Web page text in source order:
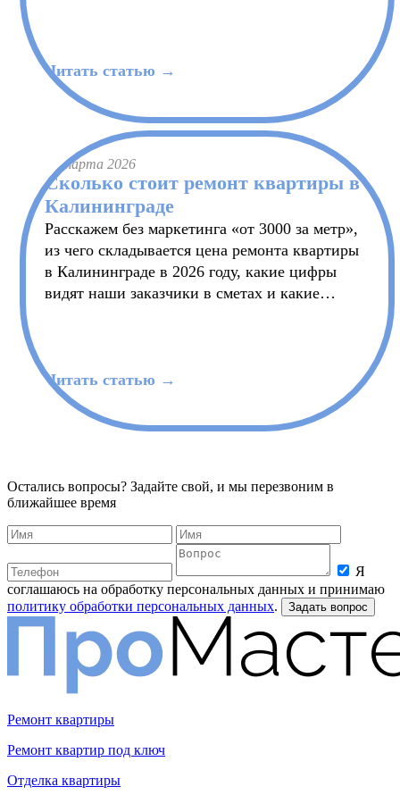
Читать статью →
31 марта 2026
Сколько стоит ремонт квартиры в
Калининграде
Расскажем без маркетинга «от 3000 за метр»,
из чего складывается цена ремонта квартиры
в Калининграде в 2026 году, какие цифры
видят наши заказчики в сметах и какие
Читать статью →
Остались вопросы? Задайте свой, и мы перезвоним в
ближайшее время
Я
соглашаюсь на обработку персональных данных и принимаю
политику обработки персональных данных.
Ремонт квартиры
Ремонт квартир под ключ
Отделка квартиры